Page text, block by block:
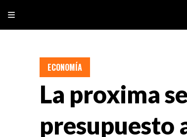
La proxima
presupuesto
ECONOMÍA